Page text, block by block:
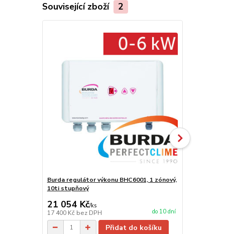
Související zboží 2
Burda regulátor výkonu BHC6001, 1 zónový,
10ti stupňový
21 054 Kč/ks
17 400 Kč bez DPH do 10 dní
Přidat do košíku